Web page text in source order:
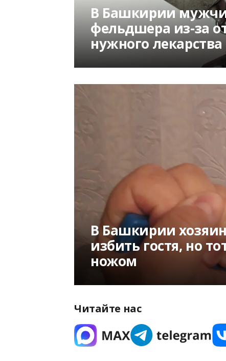
В Башкирии
фельдшера из-за
нужного лекарства
В Башкирии
избить гостя, но
ножом
Читайте нас